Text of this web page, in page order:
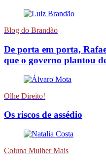
Blog do Brandão
De porta em porta,
que o governo plantou
Olhe Direito!
Os riscos de assédio
Coluna Mulher Mais